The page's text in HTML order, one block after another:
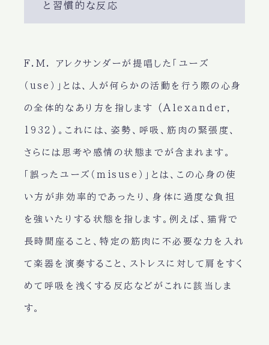
と習慣的な反応
F.M. アレクサンダーが提唱した「ユーズ
（use）」とは、人が何らかの活動を行う際の心身
の全体的なあり方を指します (Alexander,
1932)。これには、姿勢、呼吸、筋肉の緊張度、
さらには思考や感情の状態までが含まれます。
「誤ったユーズ（misuse）」とは、この心身の使
い方が非効率的であったり、身体に過度な負担
を強いたりする状態を指します。例えば、猫背で
長時間座ること、特定の筋肉に不必要な力を入れ
て楽器を演奏すること、ストレスに対して肩をすく
めて呼吸を浅くする反応などがこれに該当しま
す。